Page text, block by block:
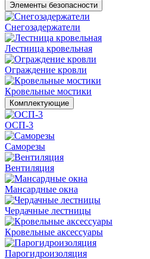
Элементы безопасности
Снегозадержатели
Лестница кровельная
Ограждение кровли
Кровельные мостики
Комплектующие
ОСП-3
Саморезы
Вентиляция
Мансардные окна
Чердачные лестницы
Кровельные аксессуары
Парогидроизоляция